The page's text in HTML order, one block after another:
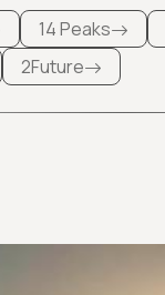
14 Peaks
2Future